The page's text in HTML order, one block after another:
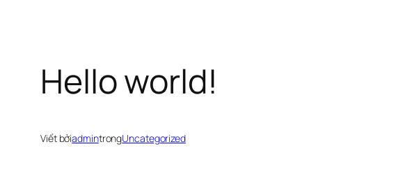
Hello world!
Viết bởiadmintrongUncategorized